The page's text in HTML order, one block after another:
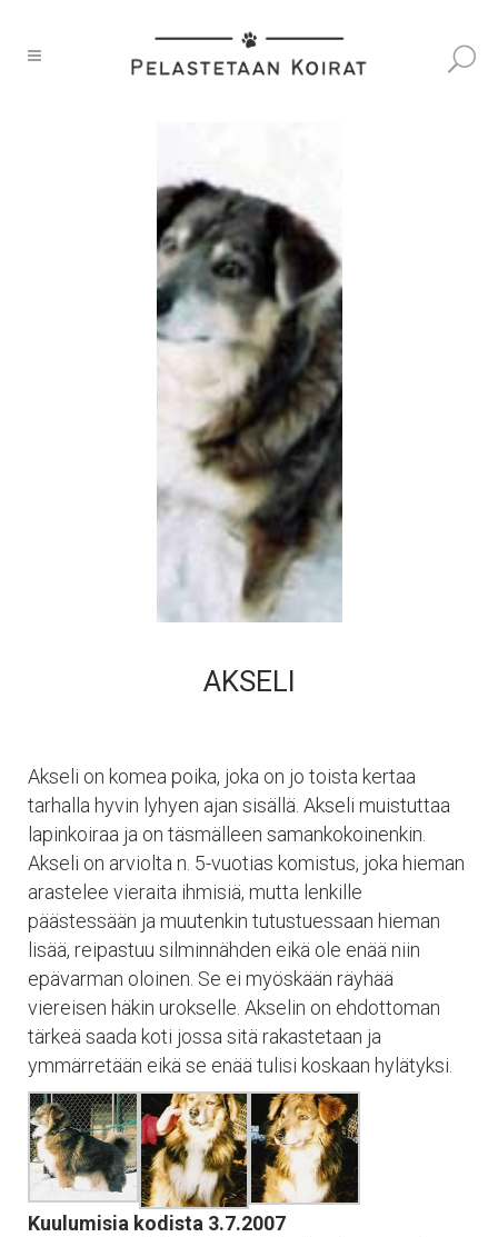
AKSELI
Akseli on komea poika, joka on jo toista kertaa
tarhalla hyvin lyhyen ajan sisällä. Akseli muistuttaa
lapinkoiraa ja on täsmälleen samankokoinenkin.
Akseli on arviolta n. 5-vuotias komistus, joka hieman
arastelee vieraita ihmisiä, mutta lenkille
päästessään ja muutenkin tutustuessaan hieman
lisää, reipastuu silminnähden eikä ole enää niin
epävarman oloinen. Se ei myöskään räyhää
viereisen häkin urokselle. Akselin on ehdottoman
tärkeä saada koti jossa sitä rakastetaan ja
ymmärretään eikä se enää tulisi koskaan hylätyksi.
Kuulumisia kodista 3.7.2007